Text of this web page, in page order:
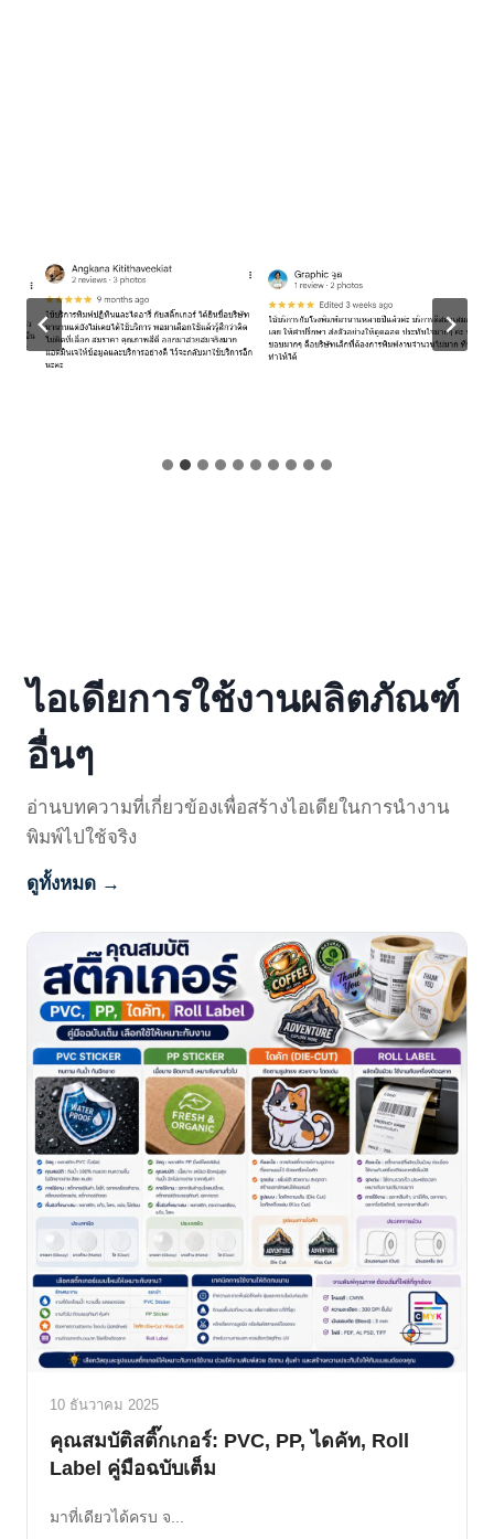
ไอเดียการใช้งานผลิตภัณฑ์
อื่นๆ
อ่านบทความที่เกี่ยวข้องเพื่อสร้างไอเดียในการนำงาน
พิมพ์ไปใช้จริง
ดูทั้งหมด →
10 ธันวาคม 2025
คุณสมบัติสติ๊กเกอร์: PVC, PP, ไดคัท, Roll
Label คู่มือฉบับเต็ม
มาที่เดียวได้ครบ จ...